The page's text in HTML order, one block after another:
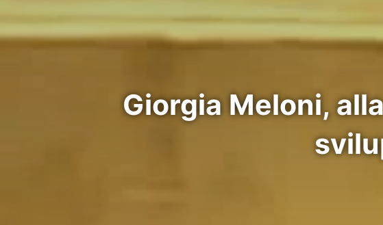
Giorgia Meloni,